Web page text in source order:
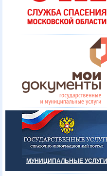
МУНИЦИПАЛЬНЫЕ УСЛУГИ